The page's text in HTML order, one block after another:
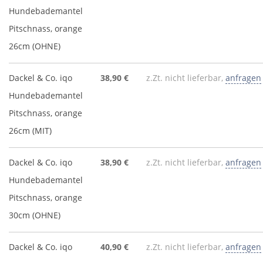
Hundebademantel
Pitschnass, orange
26cm (OHNE)
Dackel & Co. iqo
Hundebademantel
Pitschnass, orange
26cm (MIT)
38,90 € z.Zt. nicht lieferbar, anfragen
Dackel & Co. iqo
Hundebademantel
Pitschnass, orange
30cm (OHNE)
38,90 € z.Zt. nicht lieferbar, anfragen
Dackel & Co. iqo
40,90 € z.Zt. nicht lieferbar, anfragen